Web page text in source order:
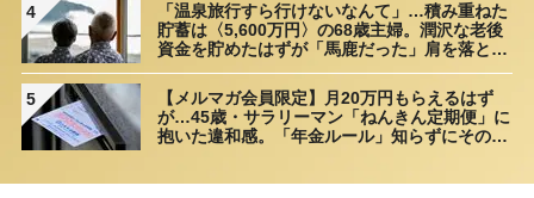
4
「温泉旅行すら行けないなんて」…積み重ねた
貯蓄は〈5,600万円〉の68歳主婦。潤沢な老後
資金を貯めたはずが「馬鹿だった」肩を落とす
5
【メルマガ会員限定】月20万円もらえるはず
が…45歳・サラリーマン「ねんきん定期便」に
抱いた違和感。「年金ルール」知らずにそのま